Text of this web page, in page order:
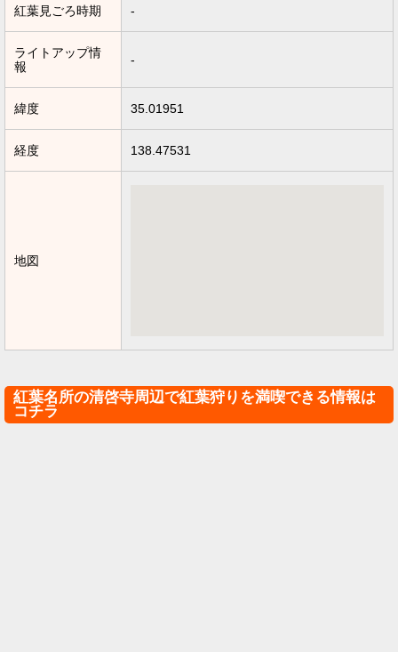
紅葉見ごろ時期 -
ライトアップ情
報
-
緯度 35.01951
経度 138.47531
地図
紅葉名所の清啓寺周辺で紅葉狩りを満喫できる情報は
コチラ